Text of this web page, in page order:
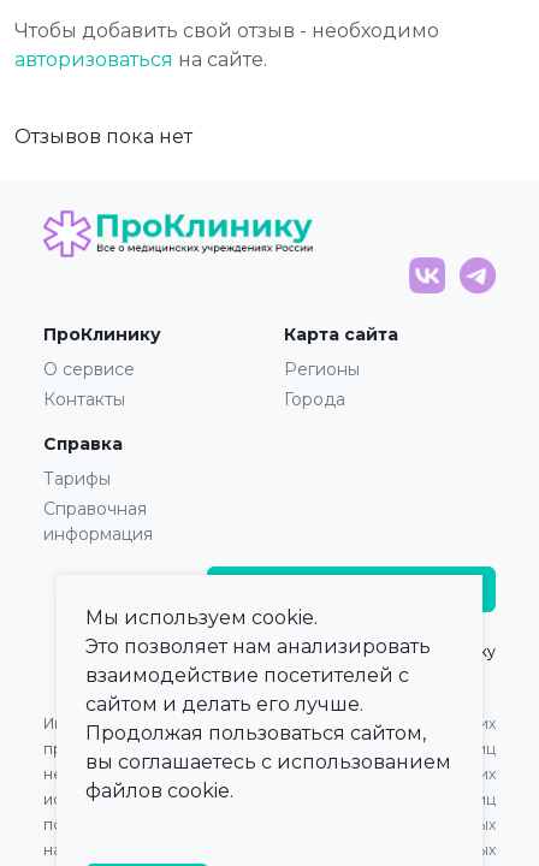
Чтобы добавить свой отзыв - необходимо
авторизоваться на сайте.
Отзывов пока нет
ПроКлинику
О сервисе
Контакты
Карта сайта
Регионы
Города
Справка
Тарифы
Справочная
информация
© 2021 — 2026,ПроКлинику
Информация,
представленная на сайте,
не может быть
использована для
постановки диагноза,
назначения лечения и не
Оферта для Юридических
лиц
Оферта для Физических
лиц
Обработка персональных
данных
Мы используем cookie.
Это позволяет нам анализировать
взаимодействие посетителей с
сайтом и делать его лучше.
Продолжая пользоваться сайтом,
вы соглашаетесь с использованием
файлов cookie.